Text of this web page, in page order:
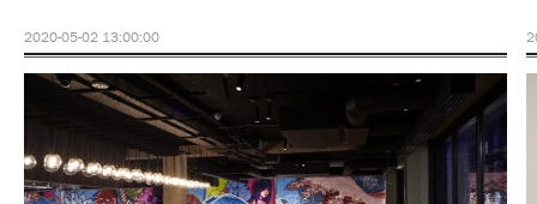
2020-05-02 13:00:00